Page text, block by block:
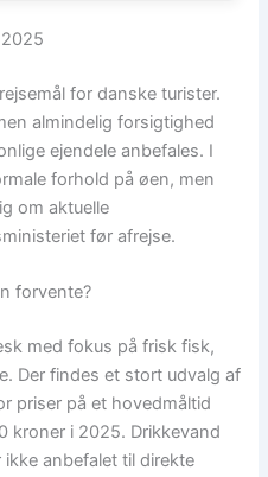
for danske turister.
almindelig forsigtighed
ejendele anbefales. I
forhold på øen, men
om aktuelle
før afrejse.
forvente?
med fokus på frisk fisk,
Der findes et stort udvalg af
priser på et hovedmåltid
kroner i 2025. Drikkevand
anbefalet til direkte